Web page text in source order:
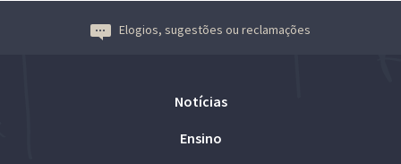
Elogios, sugestões ou reclamações
Notícias
Ensino